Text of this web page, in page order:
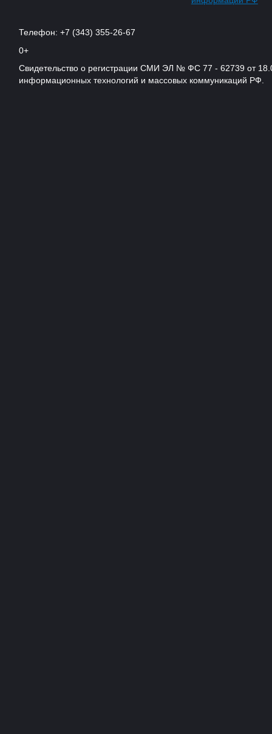
Телефон: +7 (343) 355-26-67
0+
Свидетельство о регистрации СМИ ЭЛ № ФС 77 - 62739 от
информационных технологий и массовых коммуникаций РФ.